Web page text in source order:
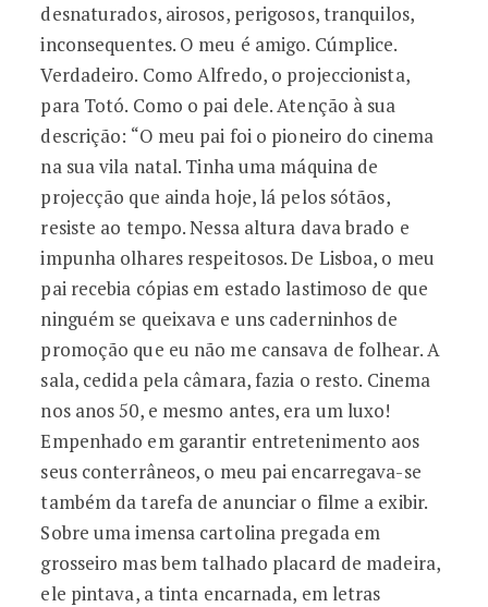
desnaturados, airosos, perigosos, tranquilos,
inconsequentes. O meu é amigo. Cúmplice.
Verdadeiro. Como Alfredo, o projeccionista,
para Totó. Como o pai dele. Atenção à sua
descrição: “O meu pai foi o pioneiro do cinema
na sua vila natal. Tinha uma máquina de
projecção que ainda hoje, lá pelos sótãos,
resiste ao tempo. Nessa altura dava brado e
impunha olhares respeitosos. De Lisboa, o meu
pai recebia cópias em estado lastimoso de que
ninguém se queixava e uns caderninhos de
promoção que eu não me cansava de folhear. A
sala, cedida pela câmara, fazia o resto. Cinema
nos anos 50, e mesmo antes, era um luxo!
Empenhado em garantir entretenimento aos
seus conterrâneos, o meu pai encarregava-se
também da tarefa de anunciar o filme a exibir.
Sobre uma imensa cartolina pregada em
grosseiro mas bem talhado placard de madeira,
ele pintava, a tinta encarnada, em letras